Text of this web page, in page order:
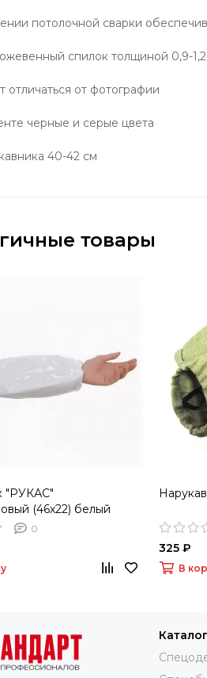
потолочной сварки
спилок толщиной 0,9-
отличаться от фотографии
черные и серые цвета
40-42 см
товары
"РУКАС"
(46х22) белый
0
325 ₽
В
Каталог